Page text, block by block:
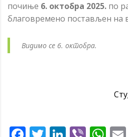
почиње 6. октобра 2025. по
благовремено постављен на
Видимо се 6. октобра.